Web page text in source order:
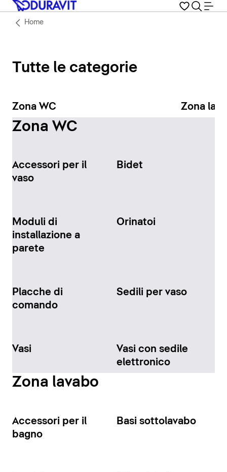
Home
Tutte le categorie
Zona WC Zona
Zona WC
Accessori per il
vaso
Bidet
Moduli di
installazione a
parete
Orinatoi
Placche di
comando
Sedili per vaso
Vasi
Vasi con sedile
elettronico
Zona lavabo
Accessori per il
bagno
Basi sottolavabo